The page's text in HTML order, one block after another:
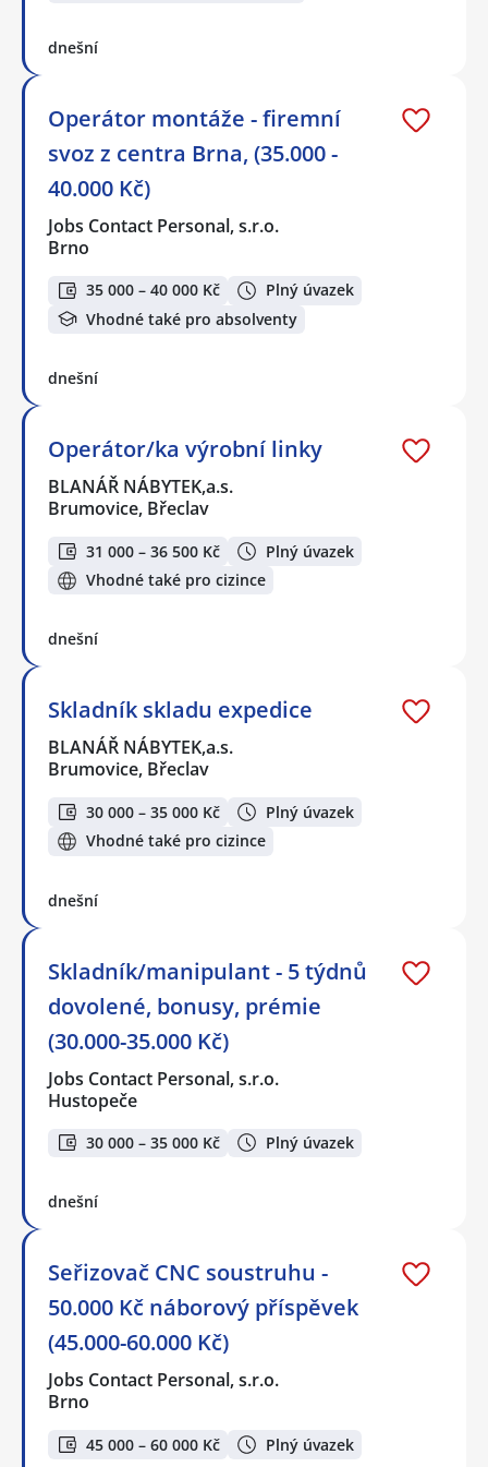
dnešní
Operátor montáže - firemní
svoz z centra Brna, (35.000 -
40.000 Kč)
Jobs Contact Personal, s.r.o.
Brno
35 000 – 40 000 Kč
Plný úvazek
Vhodné také pro absolventy
dnešní
Operátor/ka výrobní linky
BLANÁŘ NÁBYTEK,a.s.
Brumovice, Břeclav
31 000 – 36 500 Kč
Plný úvazek
Vhodné také pro cizince
dnešní
Skladník skladu expedice
BLANÁŘ NÁBYTEK,a.s.
Brumovice, Břeclav
30 000 – 35 000 Kč
Plný úvazek
Vhodné také pro cizince
dnešní
Skladník/manipulant - 5 týdnů
dovolené, bonusy, prémie
(30.000-35.000 Kč)
Jobs Contact Personal, s.r.o.
Hustopeče
30 000 – 35 000 Kč Plný úvazek
dnešní
Seřizovač CNC soustruhu -
50.000 Kč náborový příspěvek
(45.000-60.000 Kč)
Jobs Contact Personal, s.r.o.
Brno
45 000 – 60 000 Kč Plný úvazek